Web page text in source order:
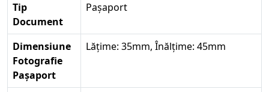
Tip
Document
Pașaport
Dimensiune
Fotografie
Pașaport
Lățime: 35mm, Înălțime: 45mm